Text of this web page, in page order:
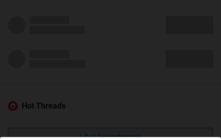
Hot Threads
Lihat Selengkapnya